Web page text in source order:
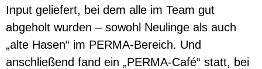
Input geliefert, bei dem alle im Team gut
abgeholt wurden – sowohl Neulinge als auch
„alte Hasen“ im PERMA-Bereich. Und
anschließend fand ein „PERMA-Café“ statt, bei